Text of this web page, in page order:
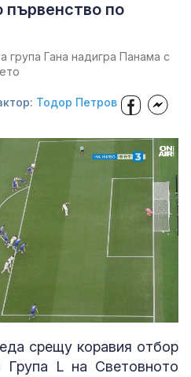
първенство по
Гана надигра Панама с
Тодор Петров
срещу коравия отбор
L на Световното